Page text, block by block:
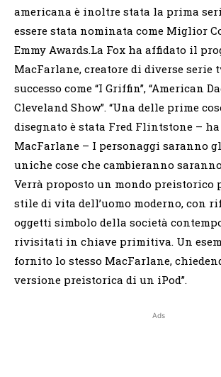
americana è inoltre stata la prima
essere stata nominata come Miglior
Emmy Awards.La Fox ha affidato il
MacFarlane, creatore di diverse serie
successo come “I Griffin”, “American
Cleveland Show”. “Una delle prime
disegnato è stata Fred Flintstone –
MacFarlane – I personaggi saranno
uniche cose che cambieranno
Verrà proposto un mondo
stile di vita dell’uomo moderno, con
oggetti simbolo della società
rivisitati in chiave primitiva. Un
fornito lo stesso MacFarlane,
versione preistorica di un iPod”.
Ads